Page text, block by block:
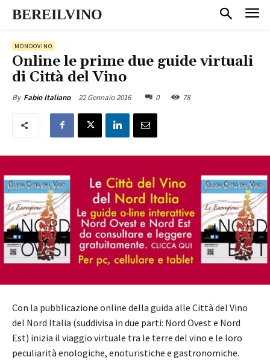
BEREILVINO
MONDOVINO
Online le prime due guide virtuali
di Città del Vino
By Fabio Italiano 22 Gennaio 2016 0 78
Con la pubblicazione online della guida alle Città del Vino
del Nord Italia (suddivisa in due parti: Nord Ovest e Nord
Est) inizia il viaggio virtuale tra le terre del vino e le loro
peculiarità enologiche, enoturistiche e gastronomiche.